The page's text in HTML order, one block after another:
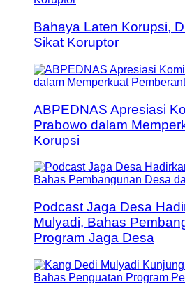
Bahaya Laten Korupsi,
Sikat Koruptor
ABPEDNAS Apresiasi
Prabowo dalam
Korupsi
Podcast Jaga Desa
Mulyadi, Bahas
Program Jaga Desa